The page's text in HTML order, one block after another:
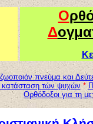
Ο
Δ
πνεύμα και
κατάσταση τών ψυχών * Π
Ορθόδοξοι για τη